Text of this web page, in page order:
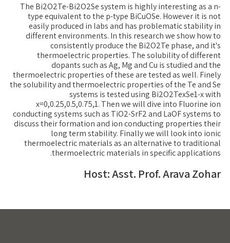
The Bi2O2Te-Bi2O2Se system is highly interesting as a n-
type equivalent to the p-type BiCuOSe. However it is not
easily produced in labs and has problematic stability in
different environments. In this research we show how to
consistently produce the Bi2O2Te phase, and it's
thermoelectric properties. The solubility of different
dopants such as Ag, Mg and Cu is studied and the
thermoelectric properties of these are tested as well. Finely
the solubility and thermoelectric properties of the Te and Se
systems is tested using Bi2O2TexSe1-x with
x=0,0.25,0.5,0.75,1. Then we will dive into Fluorine ion
conducting systems such as TiO2-SrF2 and LaOF systems to
discuss their formation and ion conducting properties their
long term stability. Finally we will look into ionic
thermoelectric materials as an alternative to traditional
thermoelectric materials in specific applications.
Host: Asst. Prof. Arava Zohar